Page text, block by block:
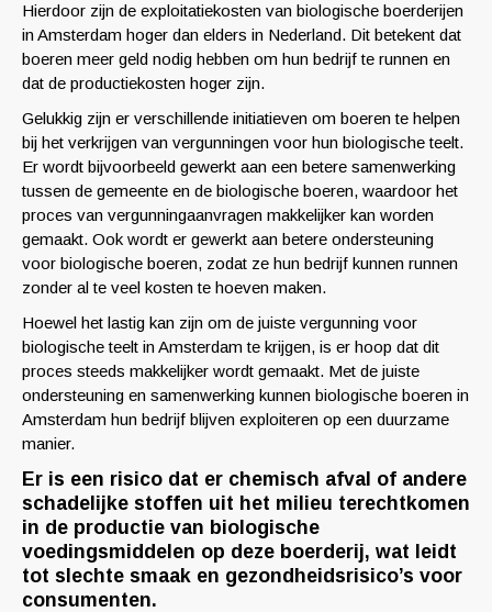
Hierdoor zijn de exploitatiekosten van biologische boerderijen
in Amsterdam hoger dan elders in Nederland. Dit betekent dat
boeren meer geld nodig hebben om hun bedrijf te runnen en
dat de productiekosten hoger zijn.
Gelukkig zijn er verschillende initiatieven om boeren te helpen
bij het verkrijgen van vergunningen voor hun biologische teelt.
Er wordt bijvoorbeeld gewerkt aan een betere samenwerking
tussen de gemeente en de biologische boeren, waardoor het
proces van vergunningaanvragen makkelijker kan worden
gemaakt. Ook wordt er gewerkt aan betere ondersteuning
voor biologische boeren, zodat ze hun bedrijf kunnen runnen
zonder al te veel kosten te hoeven maken.
Hoewel het lastig kan zijn om de juiste vergunning voor
biologische teelt in Amsterdam te krijgen, is er hoop dat dit
proces steeds makkelijker wordt gemaakt. Met de juiste
ondersteuning en samenwerking kunnen biologische boeren in
Amsterdam hun bedrijf blijven exploiteren op een duurzame
manier.
Er is een risico dat er chemisch afval of andere
schadelijke stoffen uit het milieu terechtkomen
in de productie van biologische
voedingsmiddelen op deze boerderij, wat leidt
tot slechte smaak en gezondheidsrisico’s voor
consumenten.